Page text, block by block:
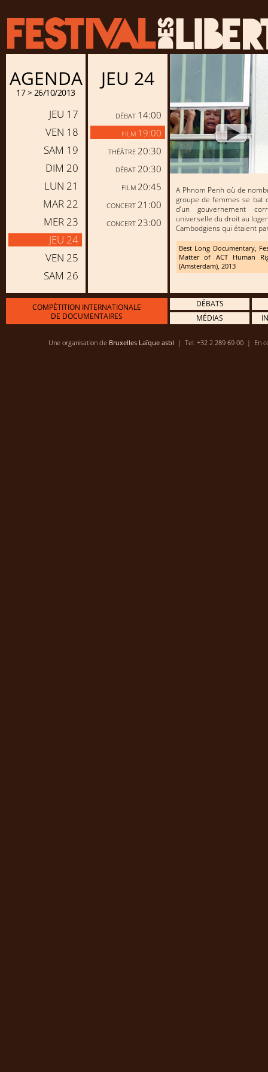
AGENDA
17 > 26/10/2013
JEU 17
VEN 18
SAM 19
DIM 20
LUN 21
MAR 22
MER 23
JEU 24
VEN 25
SAM 26
JEU 24
DÉBAT 14:00
FILM 19:00
THÉÂTRE 20:30
DÉBAT 20:30
FILM 20:45
CONCERT 21:00
CONCERT 23:00
A Phnom Penh où de
groupe de femmes se bat
d’un gouvernement
universelle du droit au
Cambodgiens qui étaient
Best Long Documentary,
Matter of ACT Human
(Amsterdam), 2013
COMPÉTITION INTERNATIONALE
DE DOCUMENTAIRES
DÉBATS
MÉDIAS
Une organisation de Bruxelles Laïque asbl | Tel: +32 2 289 69 00 | En